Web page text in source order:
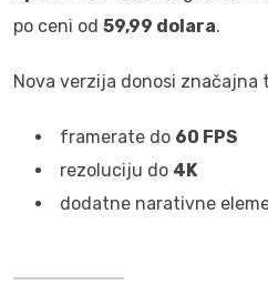
po ceni od 59,99 dolara.
Nova verzija donosi značajna
framerate do 60 FPS
rezoluciju do 4K
dodatne narativne